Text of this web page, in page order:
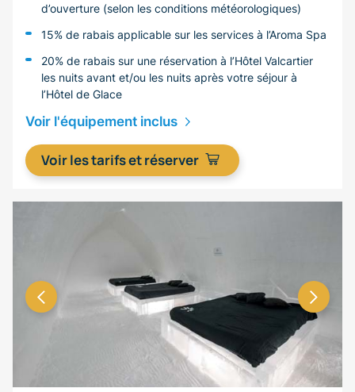
d’ouverture (selon les conditions météorologiques)
15% de rabais applicable sur les services à l’Aroma Spa
20% de rabais sur une réservation à l’Hôtel Valcartier
les nuits avant et/ou les nuits après votre séjour à
l’Hôtel de Glace
Voir l'équipement inclus
Voir les tarifs et réserver